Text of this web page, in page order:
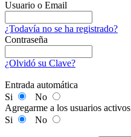
Usuario o Email
¿Todavía no se ha registrado?
Contraseña
¿Olvidó su Clave?
Entrada automática
Si
No
Agregarme a los usuarios activos
Si
No